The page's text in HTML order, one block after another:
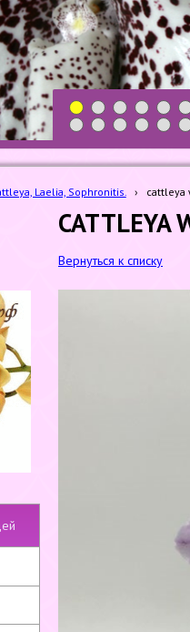
1 2 3 4 5 6
19 20 21 22 23
Laelia, Sophronitis. › cattleya
CATTLEYA
Вернуться к списку